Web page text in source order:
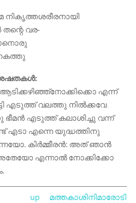
വര-
ആടിക്കഴിഞ്ഞ്നോക്കിക്കൊ എന്ന്
എടുത്ത് വലത്തു നിൽക്കവേ
എടുത്ത് കലാശിച്ചു വന്ന്
എടാ എന്നെ യുദ്ധത്തിനു
കിർമ്മീരൻ: അത് ഞാൻ
അതേയോ എന്നാൽ നോക്കിക്കോ
up